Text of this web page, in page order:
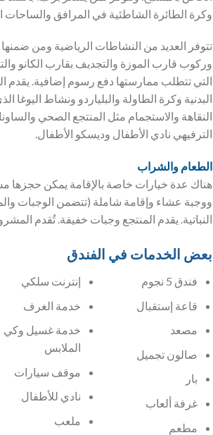
وكرة الطائرة الشاطئية في المرافق والساحات
تتوفر العديد من النشاطات الرياضية ومن
وركوب قارب الموزة والتجديف بقارب الكانو
التي تتطلب ممارستها دفع رسوم إضافية. يقدم
البدنية وكرة الطاولة والبلياردو ونشاط
النقاهة والاستجمام مثل المنتجع الصحي
الترفيهي نادي الأطفال وديسكو الأطفال.
الطعام والشراب
هناك عدة خيارات خاصة بالإقامة يمكن حجزها
ووجبة عشاء وإقامة شاملة (تتضمن الوجبات
النباتية. يقدم المنتجع وجبات خفيفة. تُقدم
بعض الخدمات في الفندق
فندق 5 نجوم
قاعة إستقبال
مصعد
صالون تجميل
بار
غرفة ألعاب
مطعم
إنترنت سلكي
خدمة الغرف
خدمة غسيل وكي
الملابس
موقف سيارات
نادي للأطفال
ملعب